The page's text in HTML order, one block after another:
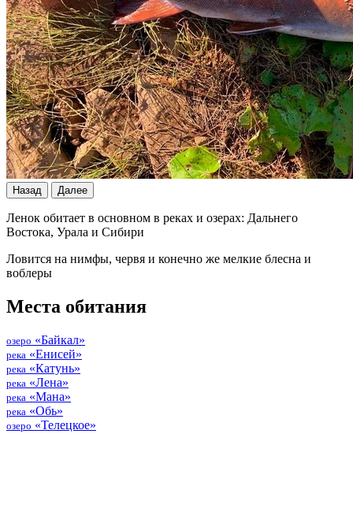
Назад Далее
Ленок обитает в основном в реках и озерах: Дальнего
Востока, Урала и Сибири
Ловится на нимфы, червя и конечно же мелкие блесна и
воблеры
Места обитания
озеро «Байкал»
река «Енисей»
река «Катунь»
река «Лена»
река «Мана»
река «Обь»
озеро «Телецкое»